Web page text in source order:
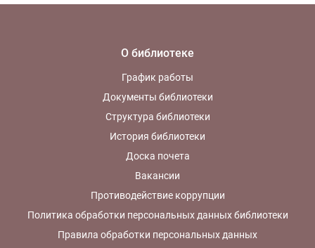
О библиотеке
График работы
Документы библиотеки
Структура библиотеки
История библиотеки
Доска почета
Вакансии
Противодействие коррупции
Политика обработки персональных данных библиотеки
Правила обработки персональных данных